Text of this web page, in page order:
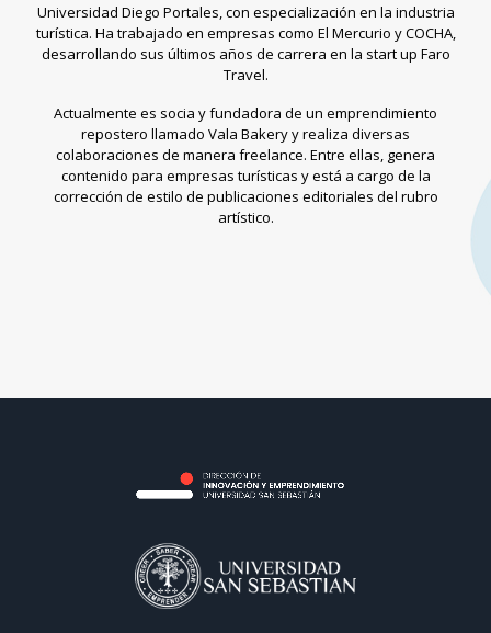
Universidad Diego Portales, con especialización en la industria
turística. Ha trabajado en empresas como El Mercurio y COCHA,
desarrollando sus últimos años de carrera en la start up Faro
Travel.
Actualmente es socia y fundadora de un emprendimiento
repostero llamado Vala Bakery y realiza diversas
colaboraciones de manera freelance. Entre ellas, genera
contenido para empresas turísticas y está a cargo de la
corrección de estilo de publicaciones editoriales del rubro
artístico.